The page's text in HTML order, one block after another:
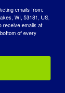
Miyoshi.
per
di
emails from:
WI, 53181, US,
receive emails at
of every